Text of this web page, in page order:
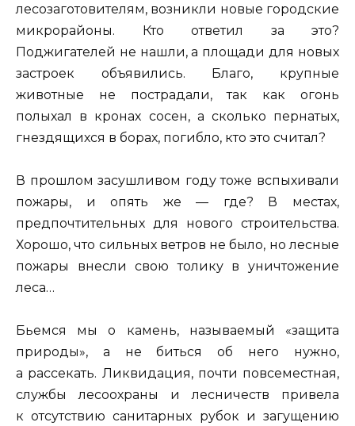
лесозаготовителям, возникли новые городские
микрорайоны. Кто ответил за это?
Поджигателей не нашли, а площади для новых
застроек объявились. Благо, крупные
животные не пострадали, так как огонь
полыхал в кронах сосен, а сколько пернатых,
гнездящихся в борах, погибло, кто это считал?
В прошлом засушливом году тоже вспыхивали
пожары, и опять же — где? В местах,
предпочтительных для нового строительства.
Хорошо, что сильных ветров не было, но лесные
пожары внесли свою толику в уничтожение
леса…
Бьемся мы о камень, называемый «защита
природы», а не биться об него нужно,
а рассекать. Ликвидация, почти повсеместная,
службы лесоохраны и лесничеств привела
к отсутствию санитарных рубок и загущению